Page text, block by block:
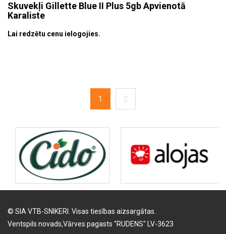
Skuvekļi Gillette Blue II Plus 5gb Apvienotā
Karaliste
Lai redzētu cenu ielogojies.
1 2
© SIA VTB-SNIKERI. Visas tiesības aizsargātas.
Ventspils novads,Vārves pagasts "RUDENS" LV-3623